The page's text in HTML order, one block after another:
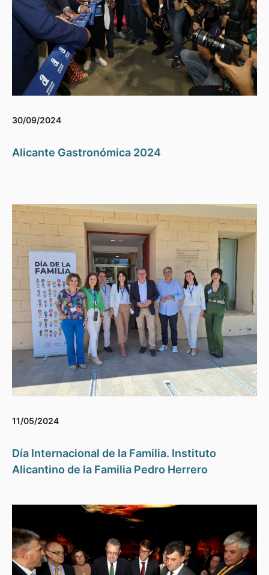
30/09/2024
Alicante Gastronómica 2024
11/05/2024
Día Internacional de la Familia. Instituto
Alicantino de la Familia Pedro Herrero